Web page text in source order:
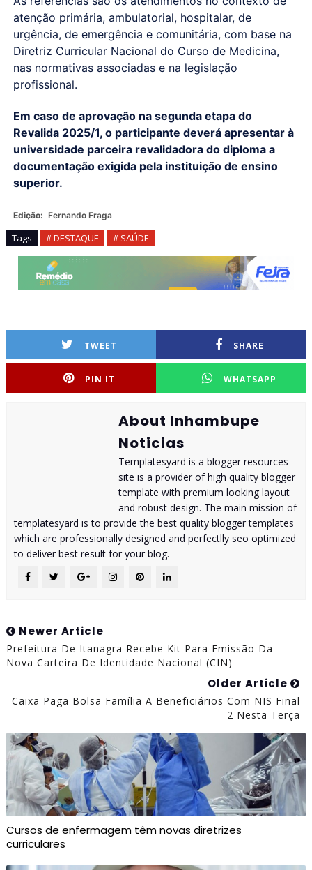
atenção primária, ambulatorial, hospitalar, de
urgência, de emergência e comunitária, com base na
Diretriz Curricular Nacional do Curso de Medicina,
nas normativas associadas e na legislação
profissional.
Em caso de aprovação na segunda etapa do
Revalida 2025/1, o participante deverá apresentar à
universidade parceira revalidadora do diploma a
documentação exigida pela instituição de ensino
superior.
Edição: Fernando Fraga
Tags # DESTAQUE # SAÚDE
TWEET SHARE
PIN IT WHATSAPP
About Inhambupe
Noticias
Templatesyard is a blogger resources
site is a provider of high quality blogger
template with premium looking layout
and robust design. The main mission of
templatesyard is to provide the best quality blogger templates
which are professionally designed and perfectlly seo optimized
to deliver best result for your blog.
Newer Article
Prefeitura De Itanagra Recebe Kit Para Emissão Da
Nova Carteira De Identidade Nacional (CIN)
Older Article
Caixa Paga Bolsa Família A Beneficiários Com NIS Final
2 Nesta Terça
Cursos de enfermagem têm novas diretrizes
curriculares